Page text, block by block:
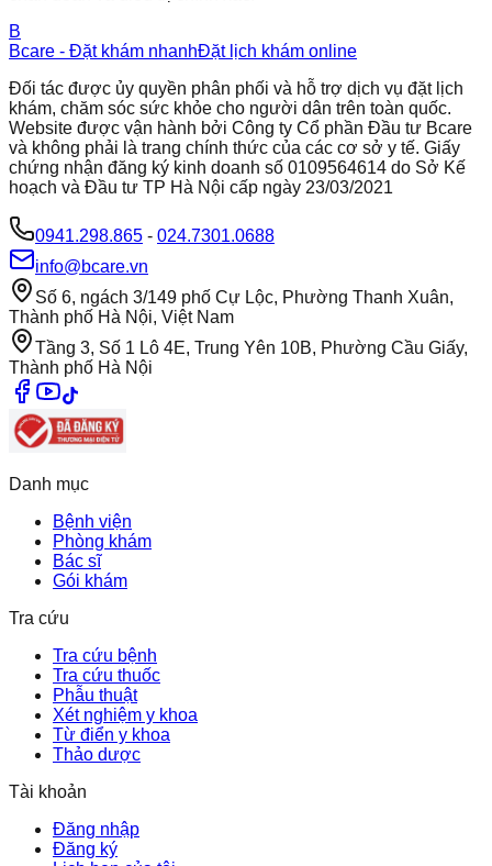
B
Bcare - Đặt khám nhanhĐặt lịch khám online
Đối tác được ủy quyền phân phối và hỗ trợ dịch vụ đặt lịch
khám, chăm sóc sức khỏe cho người dân trên toàn quốc.
Website được vận hành bởi Công ty Cổ phần Đầu tư Bcare
và không phải là trang chính thức của các cơ sở y tế. Giấy
chứng nhận đăng ký kinh doanh số 0109564614 do Sở Kế
hoạch và Đầu tư TP Hà Nội cấp ngày 23/03/2021
0941.298.865 - 024.7301.0688
info@bcare.vn
Số 6, ngách 3/149 phố Cự Lộc, Phường Thanh Xuân,
Thành phố Hà Nội, Việt Nam
Tầng 3, Số 1 Lô 4E, Trung Yên 10B, Phường Cầu Giấy,
Thành phố Hà Nội
Danh mục
Bệnh viện
Phòng khám
Bác sĩ
Gói khám
Tra cứu
Tra cứu bệnh
Tra cứu thuốc
Phẫu thuật
Xét nghiệm y khoa
Từ điển y khoa
Thảo dược
Tài khoản
Đăng nhập
Đăng ký